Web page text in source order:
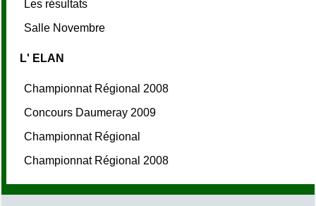
Les résultats
Salle Novembre
L' ELAN
Championnat Régional 2008
Concours Daumeray 2009
Championnat Régional
Championnat Régional 2008